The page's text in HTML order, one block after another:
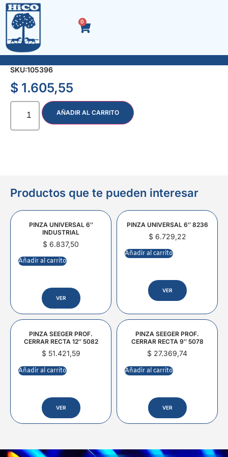
0
LLAVE ALLEN 5.50 mm.
SKU:105396
$ 1.605,55
AÑADIR AL CARRITO
Productos que te pueden interesar
PINZA UNIVERSAL 6″
INDUSTRIAL
$ 6.837,50
Añadir al carrito
VER
PINZA UNIVERSAL 6″ 8236
$6.729,22
Añadir al carrito
VER
PINZA SEEGER PROF.
CERRAR RECTA 12″ 5082
$51.421,59
Añadir al carrito
VER
PINZA SEEGER PROF.
CERRAR RECTA 9″ 5078
$ 27.369,74
Añadir al carrito
VER